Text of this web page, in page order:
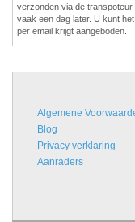
verzonden via de
vaak een dag later. U kunt
per email krijgt aangeboden.
Algemene
Blog
Privacy verklaring
Aanraders